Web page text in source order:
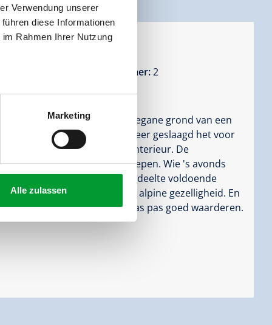
Verwendung unserer
diese Informationen
Rahmen Ihrer Nutzung
Marketing
Alle zulassen
Slaapkamer:2
EG bevindt zich op de begane grond van een
Almdorflift en combineert zeer geslaagd het voor
en een eigentijds-modern interieur. De
met kinderen of kleine groepen. Wie 's avonds
in het woon- en eetgedeelte voldoende
verspreidend element van alpine gezelligheid. En
van het zonneterras pas goed waarderen.